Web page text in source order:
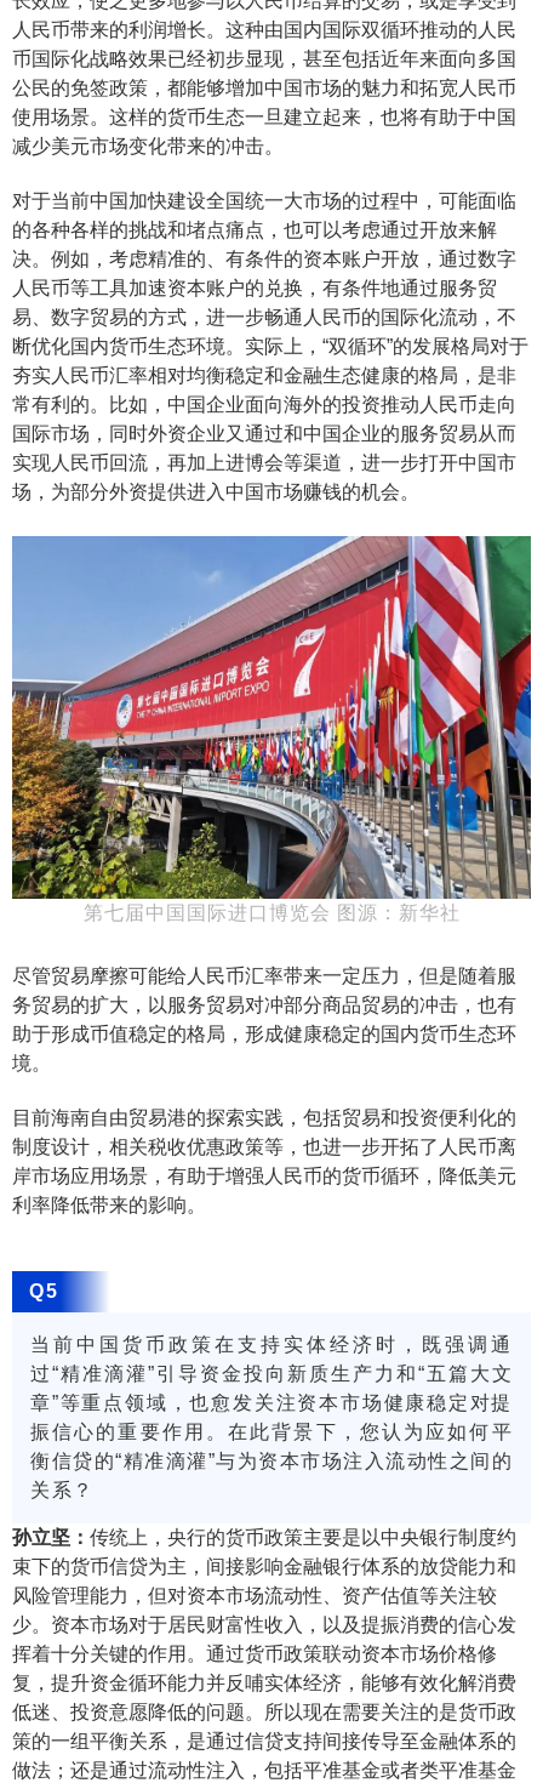
人民币带来的利润增长。这种由国内国际双循环推动的人民
币国际化战略效果已经初步显现，甚至包括近年来面向多国
公民的免签政策，都能够增加中国市场的魅力和拓宽人民币
使用场景。这样的货币生态一旦建立起来，也将有助于中国
减少美元市场变化带来的冲击。
对于当前中国加快建设全国统一大市场的过程中，可能面临
的各种各样的挑战和堵点痛点，也可以考虑通过开放来解
决。例如，考虑精准的、有条件的资本账户开放，通过数字
人民币等工具加速资本账户的兑换，有条件地通过服务贸
易、数字贸易的方式，进一步畅通人民币的国际化流动，不
断优化国内货币生态环境。实际上，“双循环”的发展格局对于
夯实人民币汇率相对均衡稳定和金融生态健康的格局，是非
常有利的。比如，中国企业面向海外的投资推动人民币走向
国际市场，同时外资企业又通过和中国企业的服务贸易从而
实现人民币回流，再加上进博会等渠道，进一步打开中国市
场，为部分外资提供进入中国市场赚钱的机会。
第七届中国国际进口博览会 图源：新华社
尽管贸易摩擦可能给人民币汇率带来一定压力，但是随着服
务贸易的扩大，以服务贸易对冲部分商品贸易的冲击，也有
助于形成币值稳定的格局，形成健康稳定的国内货币生态环
境。
目前海南自由贸易港的探索实践，包括贸易和投资便利化的
制度设计，相关税收优惠政策等，也进一步开拓了人民币离
岸市场应用场景，有助于增强人民币的货币循环，降低美元
利率降低带来的影响。
Q5
当前中国货币政策在支持实体经济时，既强调通
过“精准滴灌”引导资金投向新质生产力和“五篇大文
章”等重点领域，也愈发关注资本市场健康稳定对提
振信心的重要作用。在此背景下，您认为应如何平
衡信贷的“精准滴灌”与为资本市场注入流动性之间的
关系？
孙立坚： 传统上，央行的货币政策主要是以中央银行制度约
束下的货币信贷为主，间接影响金融银行体系的放贷能力和
风险管理能力，但对资本市场流动性、资产估值等关注较
少。资本市场对于居民财富性收入，以及提振消费的信心发
挥着十分关键的作用。通过货币政策联动资本市场价格修
复，提升资金循环能力并反哺实体经济，能够有效化解消费
低迷、投资意愿降低的问题。所以现在需要关注的是货币政
策的一组平衡关系，是通过信贷支持间接传导至金融体系的
做法；还是通过流动性注入，包括平准基金或者类平准基金